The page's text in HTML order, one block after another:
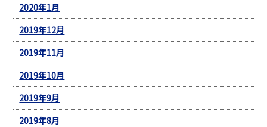
2020年1月
2019年12月
2019年11月
2019年10月
2019年9月
2019年8月